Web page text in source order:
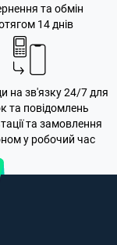
та обмін
14 днів
на зв'язку 24/7 для
та повідомлень
та замовлення
у робочий час